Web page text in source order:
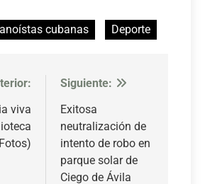
cubanas Deporte
viva
Siguiente:
Exitosa
neutralización de
intento de robo en
parque solar de
Ciego de Ávila